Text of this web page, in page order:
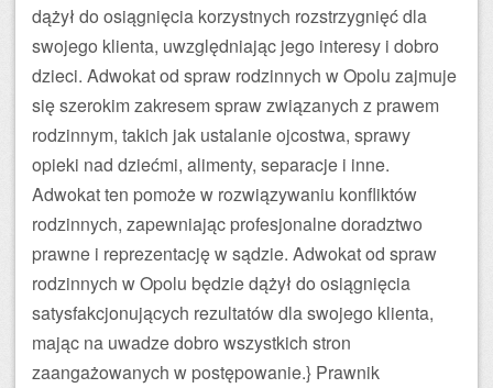
dążył do osiągnięcia korzystnych rozstrzygnięć dla
swojego klienta, uwzględniając jego interesy i dobro
dzieci. Adwokat od spraw rodzinnych w Opolu zajmuje
się szerokim zakresem spraw związanych z prawem
rodzinnym, takich jak ustalanie ojcostwa, sprawy
opieki nad dziećmi, alimenty, separacje i inne.
Adwokat ten pomoże w rozwiązywaniu konfliktów
rodzinnych, zapewniając profesjonalne doradztwo
prawne i reprezentację w sądzie. Adwokat od spraw
rodzinnych w Opolu będzie dążył do osiągnięcia
satysfakcjonujących rezultatów dla swojego klienta,
mając na uwadze dobro wszystkich stron
zaangażowanych w postępowanie.} Prawnik